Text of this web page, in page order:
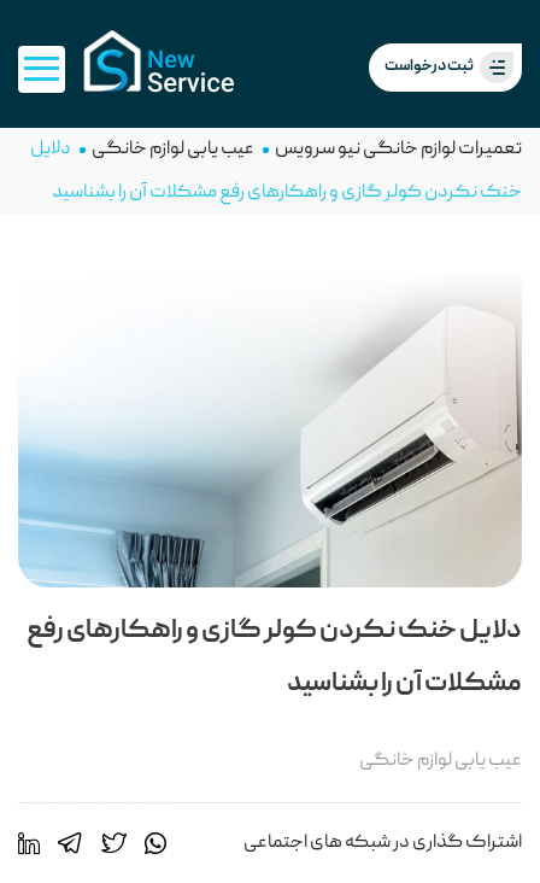
ثبت درخواست
تعمیرات لوازم خانگی نیو سرویس عیب یابی لوازم خانگی
دلایل
خنک نکردن کولر گازی و راهکارهای رفع مشکلات آن را بشناسید
دلایل خنک نکردن کولر گازی و راهکارهای رفع
مشکلات آن را بشناسید
عیب یابی لوازم خانگی
اشتراک گذاری در شبکه های اجتماعی